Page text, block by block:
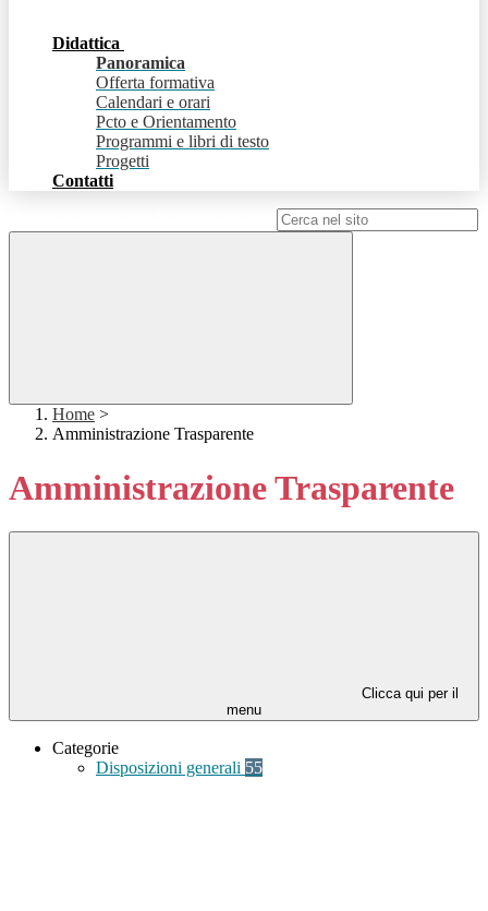
Didattica
Panoramica
Offerta formativa
Calendari e orari
Pcto e Orientamento
Programmi e libri di testo
Progetti
Contatti
Home >
Amministrazione Trasparente
Amministrazione Trasparente
Clicca qui per il
menu
Categorie
Disposizioni generali 55